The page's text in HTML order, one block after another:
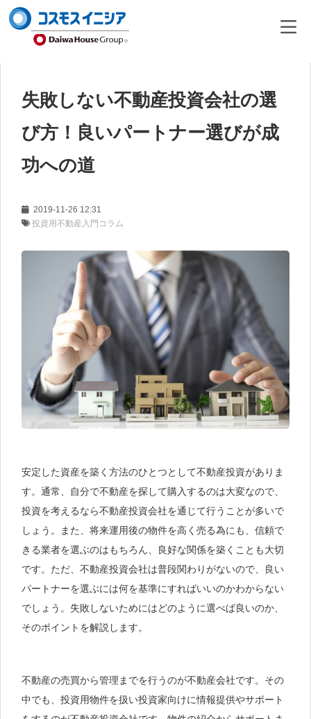
失敗しない不動産投資会社の選
び方！良いパートナー選びが成
功への道
2019-11-26 12:31
投資用不動産入門コラム
安定した資産を築く方法のひとつとして不動産投資がありま
す。通常、自分で不動産を探して購入するのは大変なので、
投資を考えるなら不動産投資会社を通じて行うことが多いで
しょう。また、将来運用後の物件を高く売る為にも、信頼で
きる業者を選ぶのはもちろん、良好な関係を築くことも大切
です。ただ、不動産投資会社は普段関わりがないので、良い
パートナーを選ぶには何を基準にすればいいのかわからない
でしょう。失敗しないためにはどのように選べば良いのか、
そのポイントを解説します。
不動産の売買から管理までを行うのが不動産会社です。その
中でも、投資用物件を扱い投資家向けに情報提供やサポート